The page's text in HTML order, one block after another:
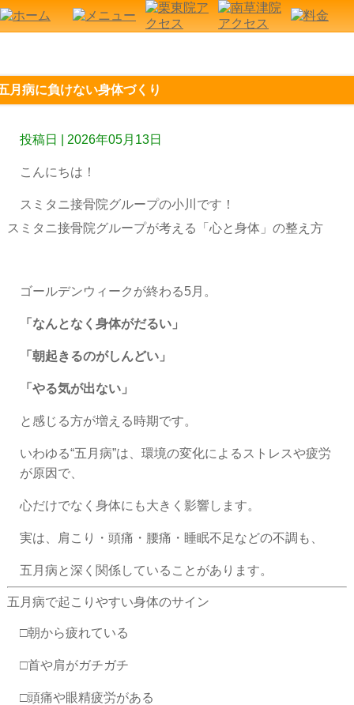
月病に負けない身体づくり
投稿日 | 2026年05月13日
こんにちは！
スミタニ接骨院グループの小川です！
スミタニ接骨院グループが考える「心と身体」の整え方
ゴールデンウィークが終わる5月。
「なんとなく身体がだるい」
「朝起きるのがしんどい」
「やる気が出ない」
と感じる方が増える時期です。
いわゆる“五月病”は、環境の変化によるストレスや疲労
が原因で、
心だけでなく身体にも大きく影響します。
実は、肩こり・頭痛・腰痛・睡眠不足などの不調も、
五月病と深く関係していることがあります。
五月病で起こりやすい身体のサイン
□朝から疲れている
□首や肩がガチガチ
□頭痛や眼精疲労がある